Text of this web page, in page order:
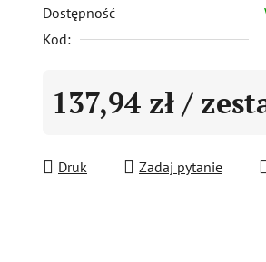
gwiazdek.
Dostępność
Kod:
137,94 zł /
Druk Zadaj pytanie